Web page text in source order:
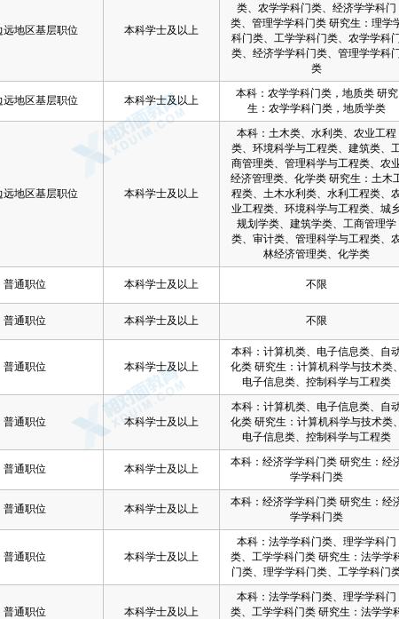
远地区基层职位 本科学士及以上
类、农学学科门类、经济学学科门
类、管理学学科门类 研究生：理学
科门类、工学学科门类、农学学科
类、经济学学科门类、管理学学科
类
远地区基层职位 本科学士及以上
本科：农学学科门类，地质类 研究
生：农学学科门类，地质学类
远地区基层职位 本科学士及以上
本科：土木类、水利类、农业工程
类、环境科学与工程类、建筑类、
商管理类、管理科学与工程类、农
经济管理类、化学类 研究生：土木
程类、土木水利类、水利工程类、
业工程类、环境科学与工程类、城
规划学类、建筑学类、工商管理学
类、审计类、管理科学与工程类、
林经济管理类、化学类
普通职位 本科学士及以上 不限
普通职位 本科学士及以上 不限
普通职位 本科学士及以上
本科：计算机类、电子信息类、自
化类 研究生：计算机科学与技术类、
电子信息类、控制科学与工程类
普通职位 本科学士及以上
本科：计算机类、电子信息类、自
化类 研究生：计算机科学与技术类、
电子信息类、控制科学与工程类
普通职位 本科学士及以上
本科：经济学学科门类 研究生：经
学学科门类
普通职位 本科学士及以上
本科：经济学学科门类 研究生：经
学学科门类
普通职位 本科学士及以上
本科：法学学科门类、理学学科门
类、工学学科门类 研究生：法学学
门类、理学学科门类、工学学科门
普通职位 本科学士及以上
本科：法学学科门类、理学学科门
类、工学学科门类 研究生：法学学